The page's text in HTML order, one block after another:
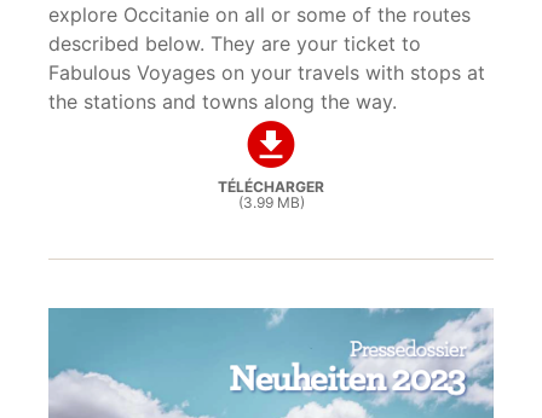
explore Occitanie on all or some of the routes
described below. They are your ticket to
Fabulous Voyages on your travels with stops at
the stations and towns along the way.
TÉLÉCHARGER
(3.99 MB)